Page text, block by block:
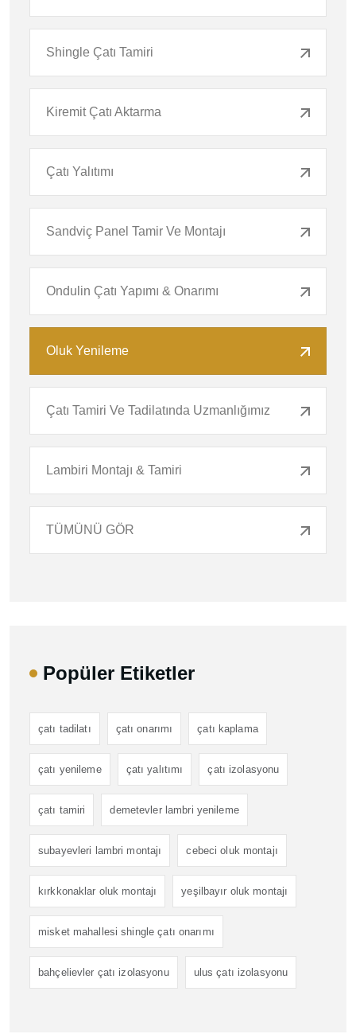
Shingle Çatı Tamiri
Kiremit Çatı Aktarma
Çatı Yalıtımı
Sandviç Panel Tamir Ve Montajı
Ondulin Çatı Yapımı & Onarımı
Oluk Yenileme
Çatı Tamiri Ve Tadilatında Uzmanlığımız
Lambiri Montajı & Tamiri
TÜMÜNÜ GÖR
Popüler Etiketler
çatı tadilatı çatı onarımı çatı kaplama
çatı yenileme çatı yalıtımı çatı izolasyonu
çatı tamiri demetevler lambri yenileme
subayevleri lambri montajı cebeci oluk montajı
kırkkonaklar oluk montajı yeşilbayır oluk montajı
misket mahallesi shingle çatı onarımı
bahçelievler çatı izolasyonu ulus çatı izolasyonu